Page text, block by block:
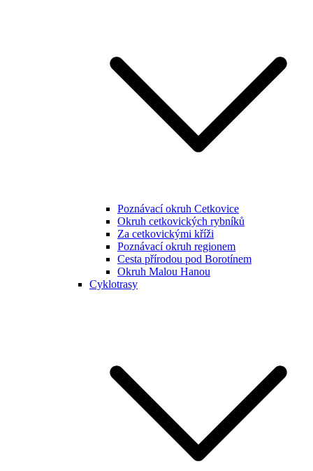
Poznávací okruh Cetkovice
Okruh cetkovických rybníků
Za cetkovickými kříži
Poznávací okruh regionem
Cesta přírodou pod Borotínem
Okruh Malou Hanou
Cyklotrasy